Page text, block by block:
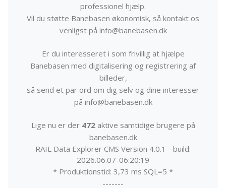
professionel hjælp.
Vil du støtte Banebasen økonomisk, så kontakt os
venligst på info@banebasen.dk
Er du interesseret i som frivillig at hjælpe
Banebasen med digitalisering og registrering af
billeder,
så send et par ord om dig selv og dine interesser
på info@banebasen.dk
Lige nu er der 472aktive samtidige brugere på
banebasen.dk
RAIL Data Explorer CMS Version 4.0.1 - build:
2026.06.07-06:20:19
* Produktionstid: 3,73 ms SQL=5 *
-------